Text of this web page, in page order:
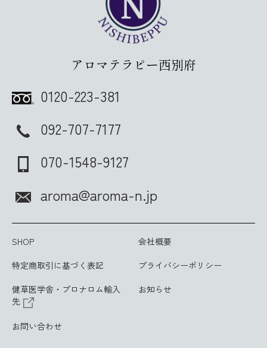
アロマテラピー西別府
0120-223-381
092-707-7177
070-1548-9127
aroma@aroma-n.jp
SHOP
会社概要
特定商取引に基づく表記
プライバシーポリシー
健草医学舎・プロナロム輸入
先
お知らせ
お問い合わせ